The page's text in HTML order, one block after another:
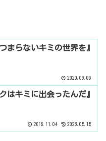
まらないキミの世界を』
2020.06.06
はキミに出会ったんだ』
2019.11.04 2026.05.15